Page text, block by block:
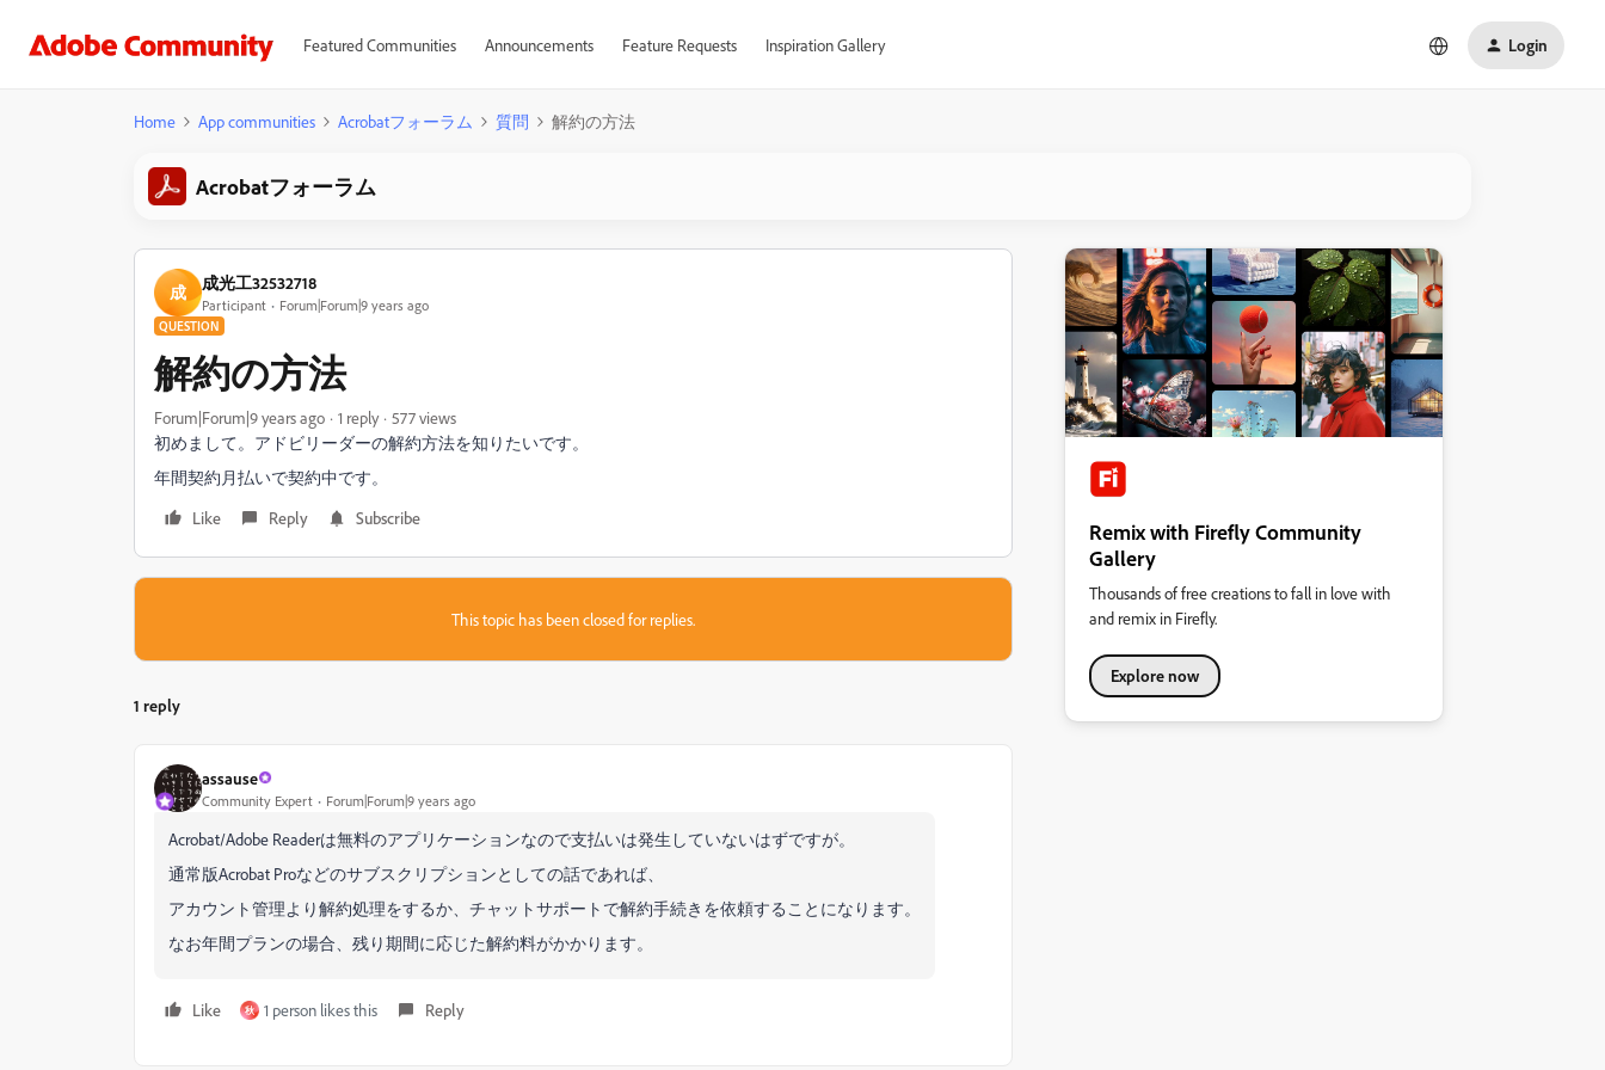
Featured Communities Announcements Feature Requests Inspiration Gallery Login
Home App communities Acrobatフォーラム 質問 解約の方法
Acrobatフォーラム
成 成光工32532718
Participant Forum|Forum|9 years ago
QUESTION
解約の方法
Forum|Forum|9 years ago 1 reply
577 views
初めまして。アドビリーダーの解約方法を知りたいです。
年間契約月払いで契約中です。
Like
Reply Subscribe
This topic has been closed for replies.
1 reply
assause
Community Expert Forum|Forum|9 years ago
Acrobat/Adobe Readerは無料のアプリケーションなので支払いは発生していないはずですが。
通常版Acrobat Proなどのサブスクリプションとしての話であれば、
アカウント管理より解約処理をするか、チャットサポートで解約手続きを依頼することになります。
なお年間プランの場合、残り期間に応じた解約料がかかります。
Like 秋 1 person likes this Reply
Remix with Firefly Community
Gallery
Thousands of free creations to fall in love with
and remix in Firefly.
Explore now